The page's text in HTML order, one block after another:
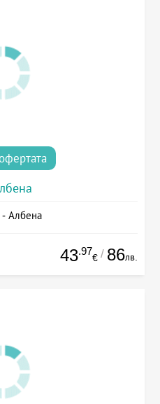
- Албена
43.97
€ / 86лв.